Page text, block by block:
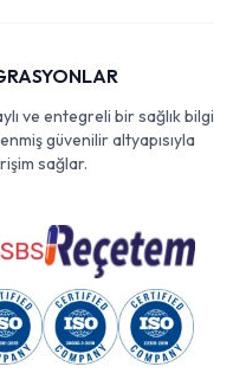
ve entegreli bir sağlık bilgi
güvenilir altyapısıyla
sağlar.